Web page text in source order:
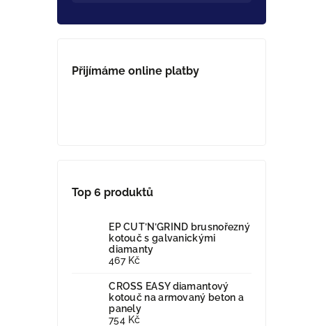
Přijímáme online platby
Top 6 produktů
EP CUT’N’GRIND brusnořezný
kotouč s galvanickými
diamanty
467 Kč
CROSS EASY diamantový
kotouč na armovaný beton a
panely
754 Kč